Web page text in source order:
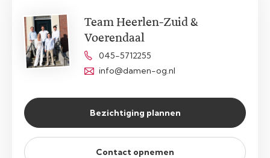
Team Heerlen-Zuid &
Voerendaal
045-5712255
info@damen-og.nl
Bezichtiging plannen
Contact opnemen